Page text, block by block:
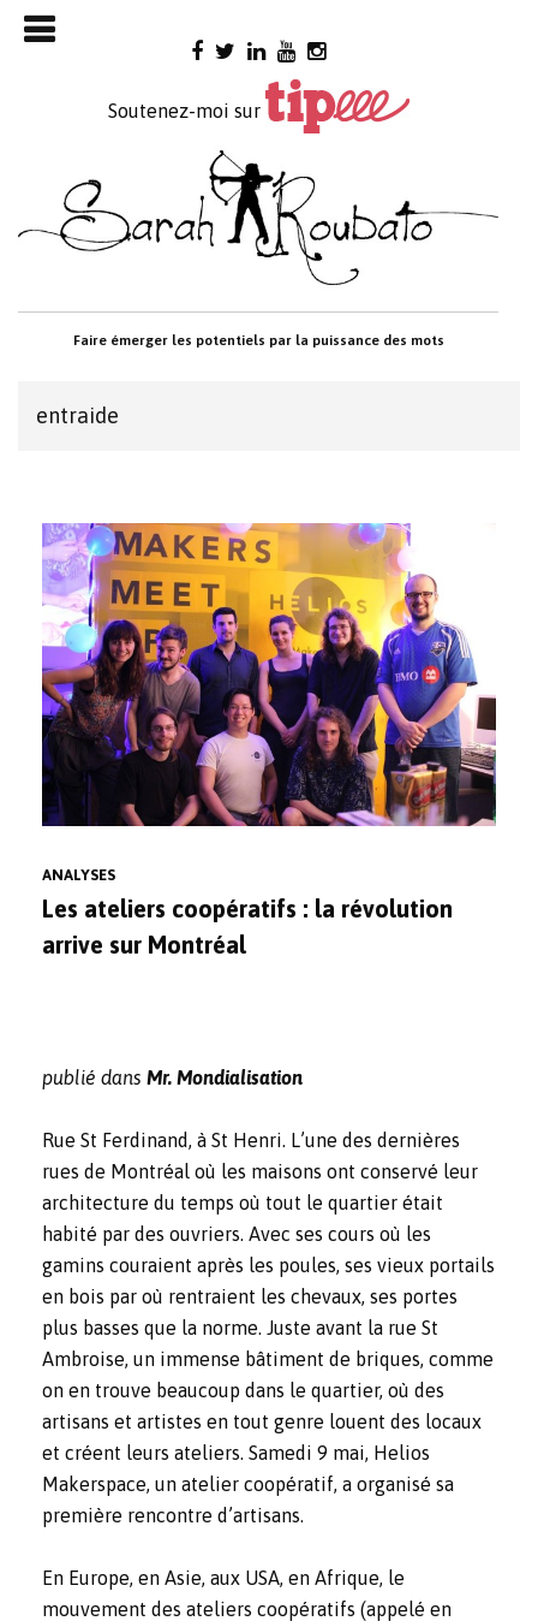
Skip
to
Soutenez-moi sur
Faire émerger les potentiels par la puissance des mots

entraide
ANALYSES
Les ateliers coopératifs : la révolution
arrive sur Montréal
publié dans Mr. Mondialisation
Rue St Ferdinand, à St Henri. L’une des dernières
rues de Montréal où les maisons ont conservé leur
architecture du temps où tout le quartier était
habité par des ouvriers. Avec ses cours où les
gamins couraient après les poules, ses vieux portails
en bois par où rentraient les chevaux, ses portes
plus basses que la norme. Juste avant la rue St
Ambroise, un immense bâtiment de briques, comme
on en trouve beaucoup dans le quartier, où des
artisans et artistes en tout genre louent des locaux
et créent leurs ateliers. Samedi 9 mai, Helios
Makerspace, un atelier coopératif, a organisé sa
première rencontre d’artisans.
En Europe, en Asie, aux USA, en Afrique, le
mouvement des ateliers coopératifs (appelé en